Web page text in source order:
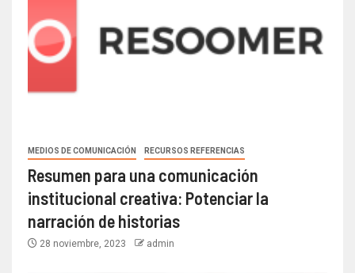
MEDIOS DE COMUNICACIÓN RECURSOS REFERENCIAS
Resumen para una comunicación
institucional creativa: Potenciar la
narración de historias
28 noviembre, 2023 admin